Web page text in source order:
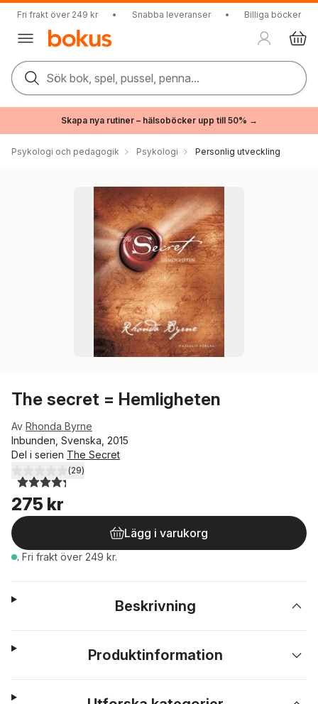
Fri frakt över 249 kr • Snabba leveranser • Billiga böcker
Sök bok, spel, pussel, penna...
Skapa nya rutiner – hälsoböcker upp till 50% →
Psykologi och pedagogik Psykologi Personlig utveckling
The secret = Hemligheten
Av Rhonda Byrne
Inbunden, Svenska, 2015
Del i serien The Secret
4,3utav 5 stjärnor. Totalt antal röster:
(29)
275 kr
Lägg i varukorg
. Fri frakt över 249 kr.
Beskrivning
Produktinformation